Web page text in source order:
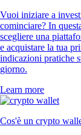
Vuoi iniziare a
cominciare? In
scegliere una
e acquistare la tua
indicazioni pratiche
giorno.
Learn more
Cos'è un crypto